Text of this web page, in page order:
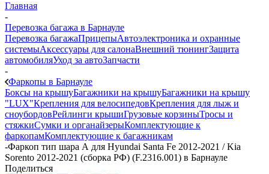
Главная
-
Перевозка багажа в Барнауле
Перевозка багажаПрицепыАвтоэлектроника и охранные
системыАксессуары для салонаВнешний тюнингЗащита
автомобиляУход за автоЗапчасти
-
Фаркопы в Барнауле
Боксы на крышуБагажники на крышуБагажники на крышу
"LUX"Крепления для велосипедовКрепления для лыж и
сноубордовРейлинги крышиГрузовые корзиныТросы и
стяжкиСумки и органайзерыКомплектующие к
фаркопамКомплектующие к багажникам
-Фаркоп тип шара А для Hyundai Santa Fe 2012-2021 / Kia
Sorento 2012-2021 (сборка РФ) (F.2316.001) в Барнауле
Поделиться